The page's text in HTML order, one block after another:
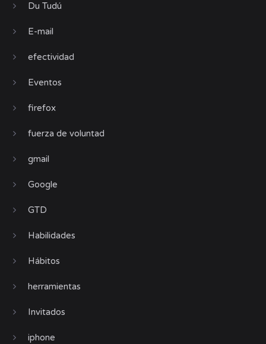
Du Tudú
E-mail
efectividad
Eventos
firefox
fuerza de voluntad
gmail
Google
GTD
Habilidades
Hábitos
herramientas
Invitados
iphone